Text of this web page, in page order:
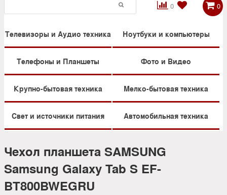
0

 0
Телевизоры и Аудио техника Ноутбуки и компьютеры
Телефоны и Планшеты Фото и Видео
Крупно-бытовая техника Мелко-бытовая техника
Свет и источники питания Автомобильная техника
Чехол планшета SAMSUNG
Samsung Galaxy Tab S EF-
BT800BWEGRU